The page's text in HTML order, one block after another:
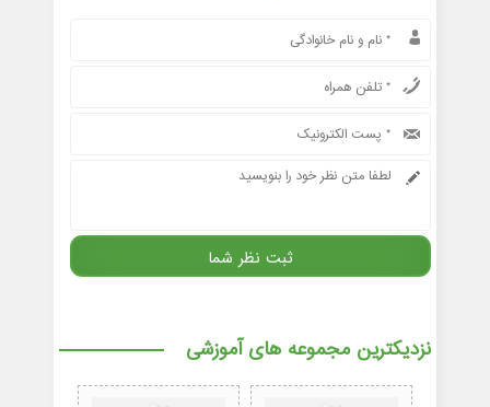
نزدیکترین مجموعه های آموزشی